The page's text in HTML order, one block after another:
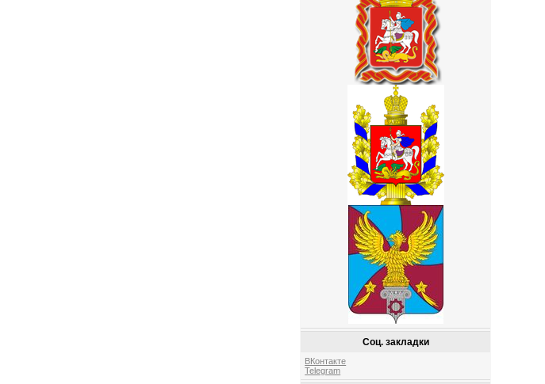
Соц. закладки
ВКонтакте
Telegram